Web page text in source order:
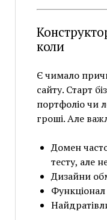
коли
Є чимало
сайту. Старт
портфоліо чи
гроші. Але
Домен
тесту, але
Дизайни